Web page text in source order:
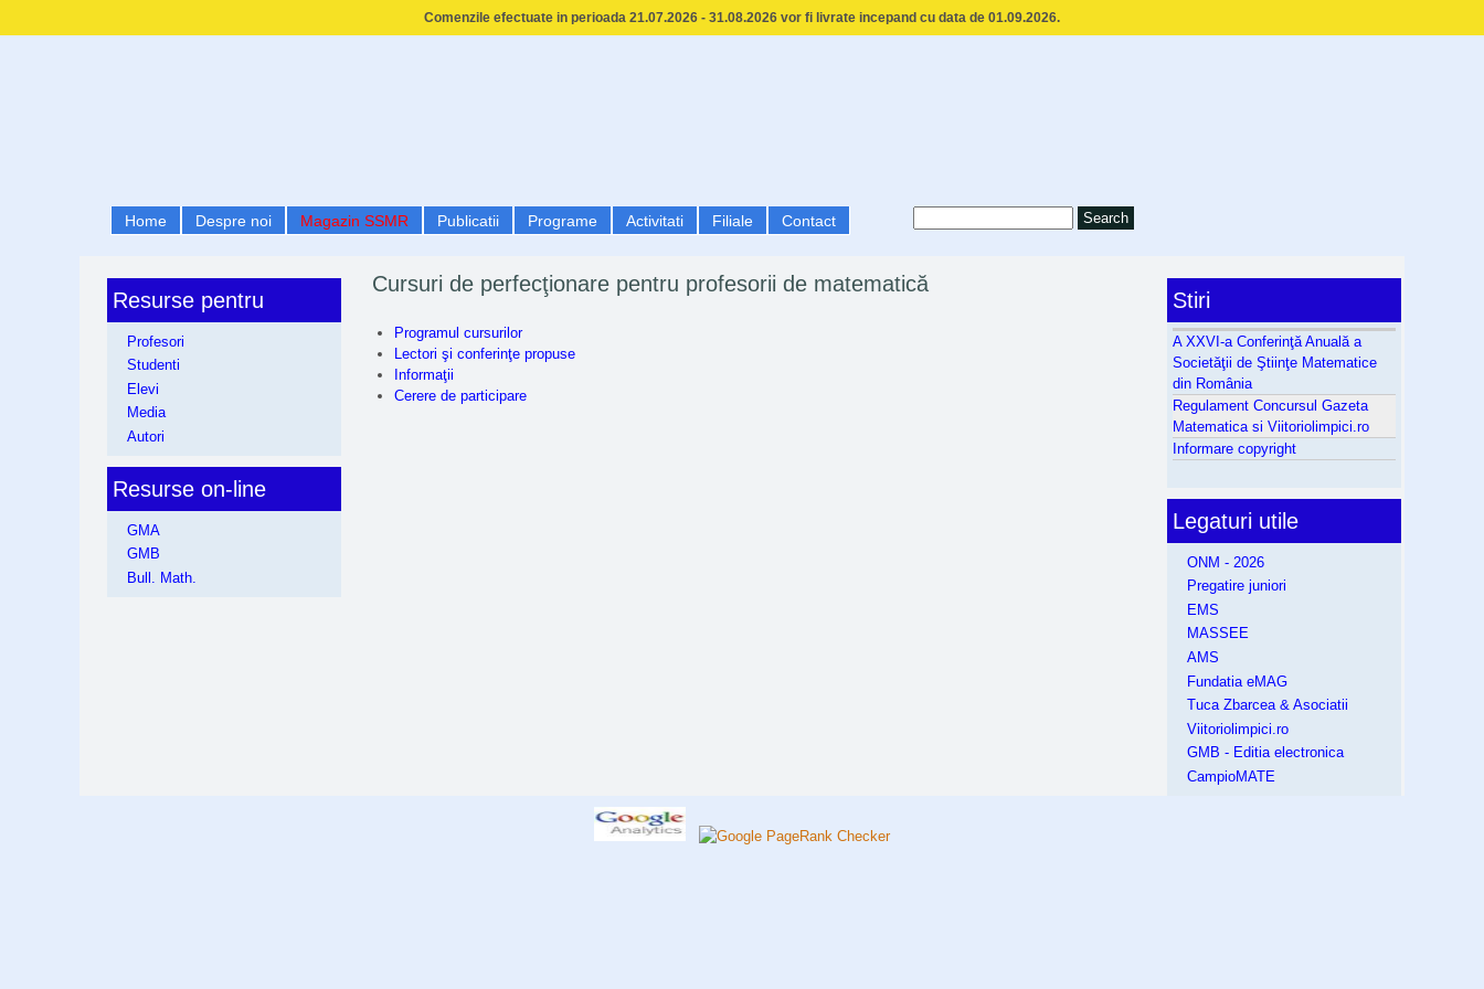
Comenzile efectuate in perioada 21.07.2026 - 31.08.2026 vor fi livrate incepand cu data de 01.09.2026.
Home Despre noi Magazin SSMR Publicatii Programe Activitati Filiale Contact
Cursuri de perfecţionare pentru profesorii de matematică
Programul cursurilor
Lectori şi conferinţe propuse
Informaţii
Cerere de participare
Resurse pentru
Profesori
Studenti
Elevi
Media
Autori
Resurse on-line
GMA
GMB
Bull. Math.
Stiri
A XXVI-a Conferinţă Anuală a
Societăţii de Ştiinţe Matematice
din România
Regulament Concursul Gazeta
Matematica si Viitoriolimpici.ro
Informare copyright
Legaturi utile
ONM - 2026
Pregatire juniori
EMS
MASSEE
AMS
Fundatia eMAG
Tuca Zbarcea & Asociatii
Viitoriolimpici.ro
GMB - Editia electronica
CampioMATE